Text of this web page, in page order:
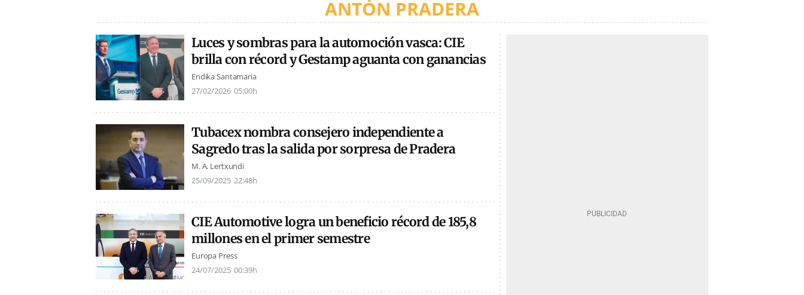
ANTÓN PRADERA
Luces y sombras para la automoción vasca: CIE
brilla con récord y Gestamp aguanta con ganancias
Endika Santamaria
27/02/2026 05:00h
Tubacex nombra consejero independiente a
Sagredo tras la salida por sorpresa de Pradera
M. A. Lertxundi
25/09/2025 22:48h
CIE Automotive logra un beneficio récord de 185,8
millones en el primer semestre
Europa Press
24/07/2025 00:39h